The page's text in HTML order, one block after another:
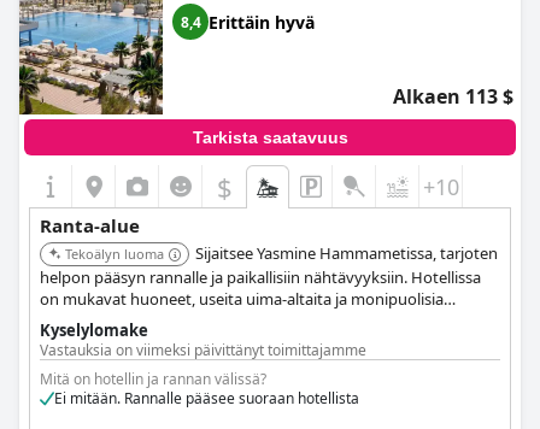
8,4 Erittäin hyvä
Alkaen 113 $
Tarkista saatavuus
$ +10
Ranta-alue
Tekoälyn luoma
Sijaitsee Yasmine Hammametissa, tarjoten
helpon pääsyn rannalle ja paikallisiin nähtävyyksiin. Hotellissa
on mukavat huoneet, useita uima-altaita ja monipuolisia
ruokailumahdollisuuksia. Asiakkaat arvostavat ystävällistä
ilmapiiriä ja kaikenikäisille tarjolla olevia aktiviteetteja.
Kyselylomake
Vastauksia on viimeksi päivittänyt toimittajamme
Mitä on hotellin ja rannan välissä?
Ei mitään. Rannalle pääsee suoraan hotellista